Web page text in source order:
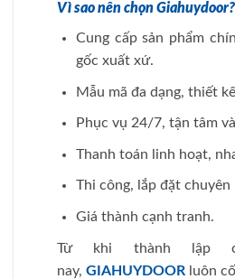
Vì sao nên chọn Giahuydoor?
Cung cấp sản phẩm
gốc xuất xứ.
Mẫu mã đa dạng, thiết
Phục vụ 24/7, tận tâm
Thanh toán linh hoạt,
Thi công, lắp đặt chuyên
Giá thành cạnh tranh.
Từ khi thành lập
nay, GIAHUYDOOR luôn